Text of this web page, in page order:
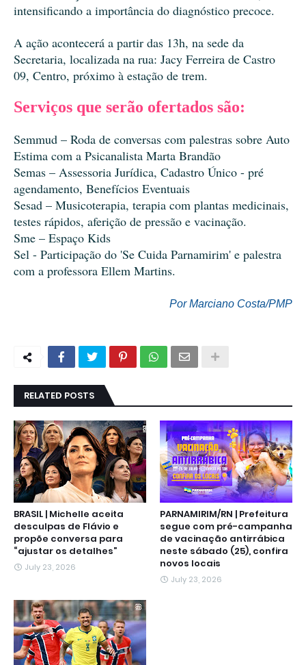
intensificando a importância do diagnóstico precoce.
A ação acontecerá a partir das 13h, na sede da
Secretaria, localizada na rua: Jacy Ferreira de Castro
09, Centro, próximo à estação de trem.
Serviços que serão ofertados são:
Semmud – Roda de conversas com palestras sobre Auto
Estima com a Psicanalista Marta Brandão
Semas – Assessoria Jurídica, Cadastro Único - pré
agendamento, Benefícios Eventuais
Sesad – Musicoterapia, terapia com plantas medicinais,
testes rápidos, aferição de pressão e vacinação.
Sme – Espaço Kids
Sel - Participação do 'Se Cuida Parnamirim' e palestra
com a professora Ellem Martins.
Por Marciano Costa/PMP
RELATED POSTS
BRASIL | Michelle aceita
desculpas de Flávio e
propõe conversa para
“ajustar os detalhes”
July 23, 2026
PARNAMIRIM/RN | Prefeitura
segue com pré-campanha
de vacinação antirrábica
neste sábado (25), confira
novos locais
July 23, 2026